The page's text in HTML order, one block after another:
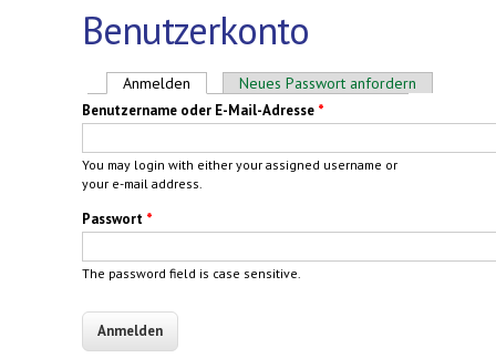
Benutzerkonto
Haupt-Reiter
Anmelden (aktiver Reiter)
Neues Passwort anfordern
Benutzername oder E-Mail-Adresse *
You may login with either your assigned username or
your e-mail address.
Passwort *
The password field is case sensitive.